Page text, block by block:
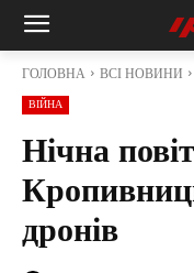
ГОЛОВНА ВСІ НОВИНИ
ВІЙНА
Нічна
дронів